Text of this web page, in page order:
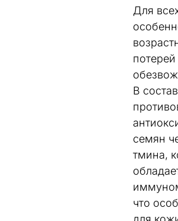
Для
потерей
В
семян
тмина,
что